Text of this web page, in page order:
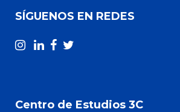
SÍGUENOS EN REDES
Centro de Estudios 3C